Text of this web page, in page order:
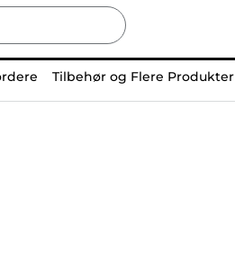
Tilbehør og Flere Produkter